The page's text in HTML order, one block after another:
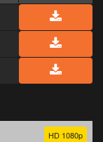
HD 1080p